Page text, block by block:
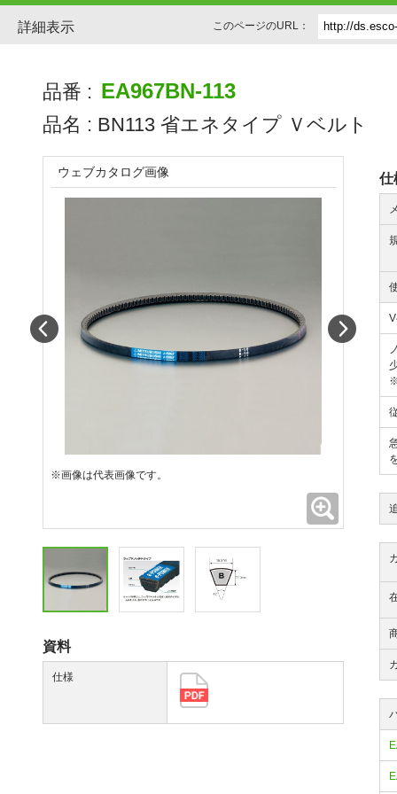
詳細表示 このページのURL：
品番 : EA967BN-113
品名 : BN113 省エネタイプ Ｖベルト
仕
ウェブカタログ画像
※画像は代表画像です。
資料
仕様